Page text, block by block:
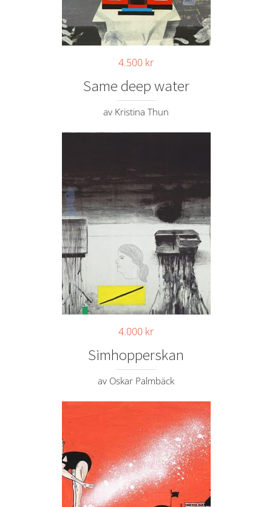
4.500 kr
Same deep water
av Kristina Thun
4.000 kr
Simhopperskan
av Oskar Palmbäck